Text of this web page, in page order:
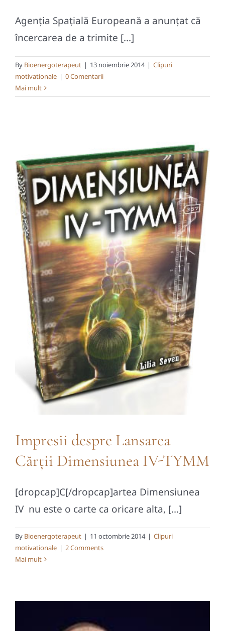
Agenția Spațială Europeană a anunțat că
încercarea de a trimite [...]
By Bioenergoterapeut | 13 noiembrie 2014 | Clipuri
motivationale | 0 Comentarii
Mai mult
Impresii despre Lansarea
Cărții Dimensiunea IV-TYMM
[dropcap]C[/dropcap]artea Dimensiunea
IV nu este o carte ca oricare alta, [...]
By Bioenergoterapeut | 11 octombrie 2014 | Clipuri
motivationale | 2 Comments
Mai mult